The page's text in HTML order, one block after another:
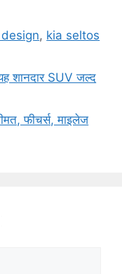
, kia seltos
शानदार SUV जल्द
फीचर्स, माइलेज